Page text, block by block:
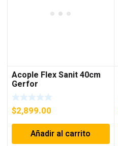
Acople Flex Sanit 40cm
Gerfor
$2,899.00
Añadir al carrito